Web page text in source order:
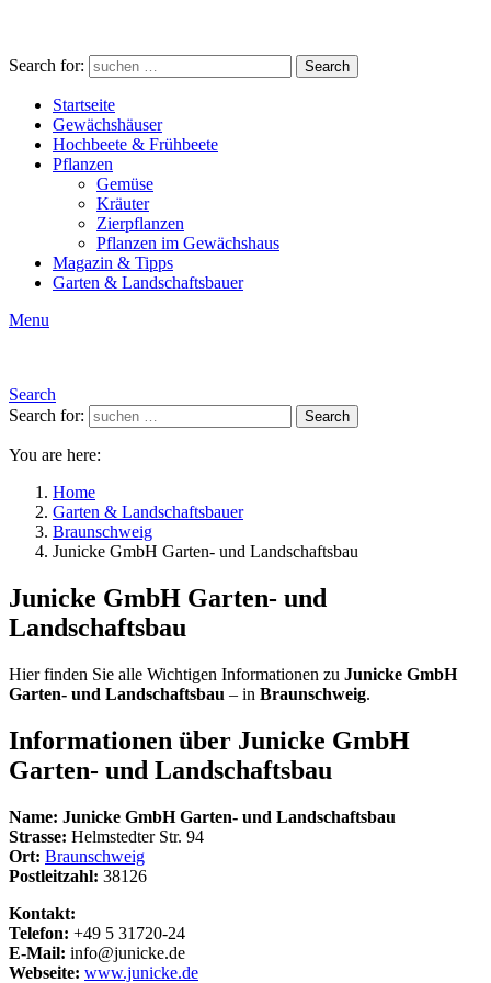
Search for: Search
Startseite
Gewächshäuser
Hochbeete & Frühbeete
Pflanzen
Gemüse
Kräuter
Zierpflanzen
Pflanzen im Gewächshaus
Magazin & Tipps
Garten & Landschaftsbauer
Menu
Search
Search for:
Search
You are here:
Home
Garten & Landschaftsbauer
Braunschweig
Junicke GmbH Garten- und Landschaftsbau
Junicke GmbH Garten- und
Landschaftsbau
Hier finden Sie alle Wichtigen Informationen zu Junicke GmbH
Garten- und Landschaftsbau – in Braunschweig.
Informationen über Junicke GmbH
Garten- und Landschaftsbau
Name: Junicke GmbH Garten- und Landschaftsbau
Strasse: Helmstedter Str. 94
Ort: Braunschweig
Postleitzahl: 38126
Kontakt:
Telefon: +49 5 31720-24
E-Mail: info@junicke.de
Webseite: www.junicke.de